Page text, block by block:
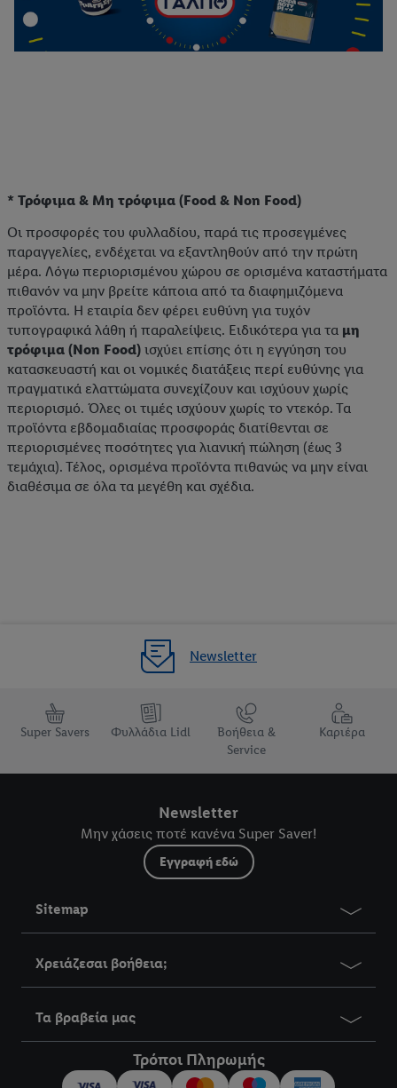
* Τρόφιμα & Μη τρόφιμα (Food & Non Food)
Οι προσφορές του φυλλαδίου, παρά τις προσεγμένες
παραγγελίες, ενδέχεται να εξαντληθούν από την πρώτη
μέρα. Λόγω περιορισμένου χώρου σε ορισμένα καταστήματα
πιθανόν να μην βρείτε κάποια από τα διαφημιζόμενα
προϊόντα. Η εταιρία δεν φέρει ευθύνη για τυχόν
τυπογραφικά λάθη ή παραλείψεις. Ειδικότερα για τα μη
τρόφιμα (Non Food) ισχύει επίσης ότι η εγγύηση του
κατασκευαστή και οι νομικές διατάξεις περί ευθύνης για
πραγματικά ελαττώματα συνεχίζουν και ισχύουν χωρίς
περιορισμό. Όλες οι τιμές ισχύουν χωρίς το ντεκόρ. Τα
προϊόντα εβδομαδιαίας προσφοράς διατίθενται σε
περιορισμένες ποσότητες για λιανική πώληση (έως 3
τεμάχια). Τέλος, ορισμένα προϊόντα πιθανώς να μην είναι
διαθέσιμα σε όλα τα μεγέθη και σχέδια.
Newsletter
Super Savers Φυλλάδια Lidl
Βοήθεια &
Service
Καριέρα
Newsletter
Μην χάσεις ποτέ κανένα Super Saver!
Εγγραφή εδώ
Sitemap
Χρειάζεσαι βοήθεια;
Τα βραβεία μας
Τρόποι Πληρωμής